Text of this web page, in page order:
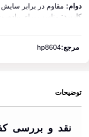
دوام: مقاوم در برابر
کاربرد: مناسب برای
مرجع:hp8604
توضیحات
نقد و بررسی